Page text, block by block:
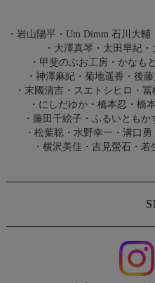
・ 岩山陽平・ Um Dimm 石川大輔
・ 大澤真琴 ・ 太田早紀 ・
・ 甲斐のぶお工房 ・ かなも
・ 神澤麻紀・ 菊地遥香 ・ 後
・ 末國清吉 ・ スエトシヒロ ・ 冨
・ にしだゆか ・ 橋本忍 ・ 橋
・ 藤田千絵子 ・ ふるいともか
・ 松葉聡 ・ 水野幸一 ・ 溝口勇
・ 横沢美佳 ・ 吉見螢石・ 若